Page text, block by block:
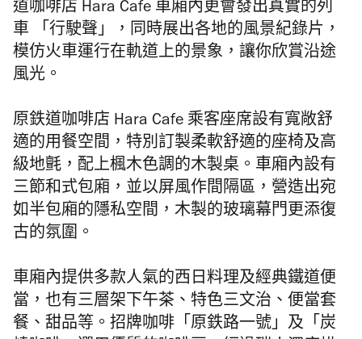
道咖啡店 Hara Cafe 車廂內更會發出真實的列
車 「行駛聲」，同時展出各地的風景紀錄片，
模仿火車運行在軌道上的景象，讓你欣賞沿途
風光。
原鉄道咖啡店 Hara Cafe 乘客座席設有寬敞舒
適的用餐空間，特別訂製柔軟舒適的座椅及高
級地氈，配上楓木色調的木製桌。車廂內設有
三節和式包廂，並以屏風作間隔區，營造出宛
如半包廂的隱私空間，木製的玻璃幕門更添復
古的氛圍。
車廂內提供多款人氣的西日料理及經典鐵道便
當，也有三層架下午茶、特色三文治、便當套
餐、甜品等。招牌咖啡「原鉄路一號」及「炭